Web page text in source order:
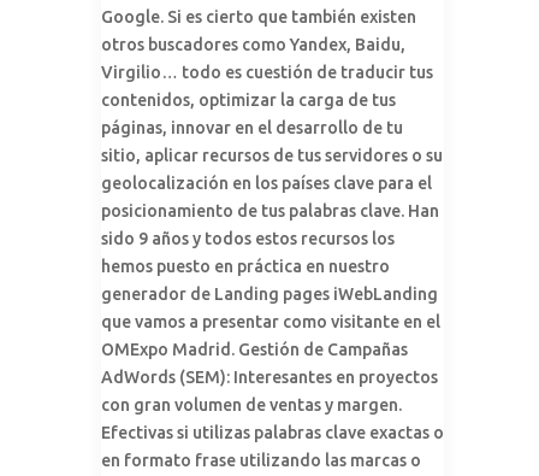
Google. Si es cierto que también existen
otros buscadores como Yandex, Baidu,
Virgilio… todo es cuestión de traducir tus
contenidos, optimizar la carga de tus
páginas, innovar en el desarrollo de tu
sitio, aplicar recursos de tus servidores o su
geolocalización en los países clave para el
posicionamiento de tus palabras clave. Han
sido 9 años y todos estos recursos los
hemos puesto en práctica en nuestro
generador de Landing pages iWebLanding
que vamos a presentar como visitante en el
OMExpo Madrid. Gestión de Campañas
AdWords (SEM): Interesantes en proyectos
con gran volumen de ventas y margen.
Efectivas si utilizas palabras clave exactas o
en formato frase utilizando las marcas o